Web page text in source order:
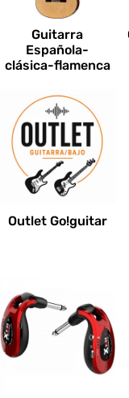
Guitarra
Española-
clásica-flamenca
Outlet Go!guitar